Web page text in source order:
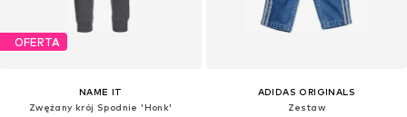
OFERTA
NAME IT
Zwężany krój Spodnie 'Honk'
ADIDAS ORIGINALS
Zestaw